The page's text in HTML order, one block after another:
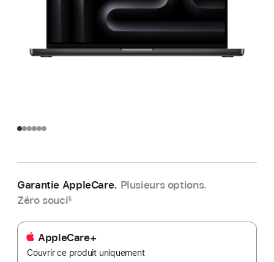
Garantie AppleCare. Plusieurs options.
Zéro souci§
AppleCare+
Couvrir ce produit uniquement